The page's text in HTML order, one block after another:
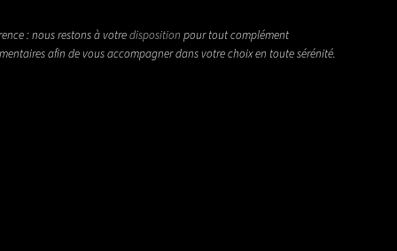
: nous restons à votredisposition pour tout complément
afin de vous accompagner dans votre choix en toute sérénité.